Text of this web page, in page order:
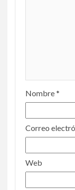
Nombre*
Correo
Web